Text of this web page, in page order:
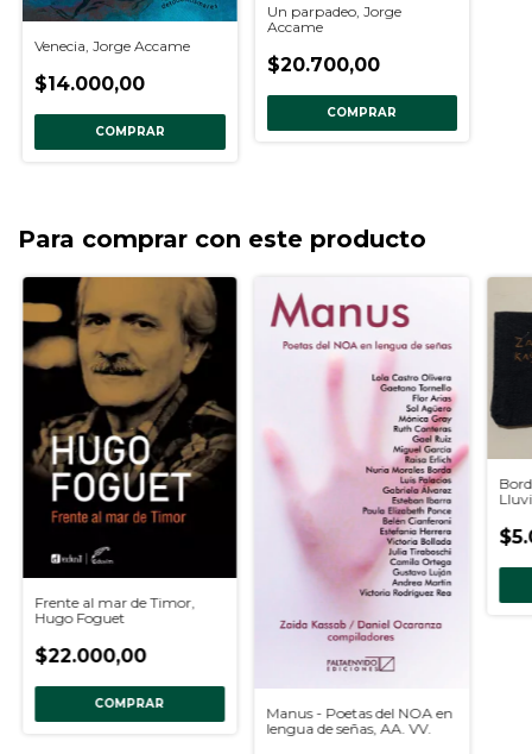
Venecia, Jorge Accame
$14.000,00
COMPRAR
Un parpadeo, Jorge
Accame
$20.700,00
COMPRAR
Para comprar con este producto
Frente al mar de Timor,
Hugo Foguet
$22.000,00
COMPRAR
Manus - Poetas del NOA en
lengua de señas, AA. VV.